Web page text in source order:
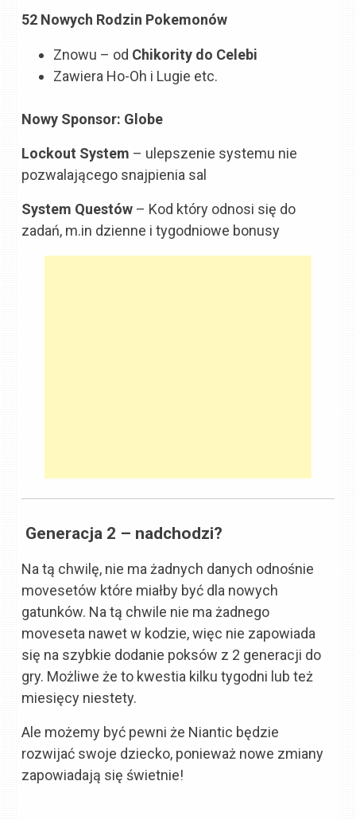
52 Nowych Rodzin Pokemonów
Znowu – od Chikority do Celebi
Zawiera Ho-Oh i Lugie etc.
Nowy Sponsor: Globe
Lockout System – ulepszenie systemu nie
pozwalającego snajpienia sal
System Questów – Kod który odnosi się do
zadań, m.in dzienne i tygodniowe bonusy
Generacja 2 – nadchodzi?
Na tą chwilę, nie ma żadnych danych odnośnie
movesetów które miałby być dla nowych
gatunków. Na tą chwile nie ma żadnego
moveseta nawet w kodzie, więc nie zapowiada
się na szybkie dodanie poksów z 2 generacji do
gry. Możliwe że to kwestia kilku tygodni lub też
miesięcy niestety.
Ale możemy być pewni że Niantic będzie
rozwijać swoje dziecko, ponieważ nowe zmiany
zapowiadają się świetnie!